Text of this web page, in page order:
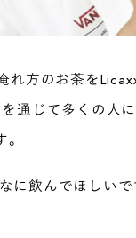
方のお茶を
通じて多くの人
に飲んでほしいで